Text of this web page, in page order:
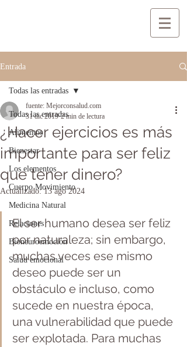
Entrada
Todas las entradas
Alimentos
Bienestar
Los elementos
Cuerpo Movimiento
Medicina Natural
Relaciones
Bioneuroemoción
Salud emocional
Todas las entradas
¿Hacer ejercicios es más
importante para ser feliz
que tener dinero?
fuente: Mejorconsalud.com
31 dic 2019 2 min de lectura
Actualizado:13 ago 2024
El ser humano desea ser feliz
por naturaleza; sin embargo,
muchas veces ese mismo
deseo puede ser un
obstáculo e incluso, como
sucede en nuestra época,
una vulnerabilidad que puede
ser explotada. Para muchas